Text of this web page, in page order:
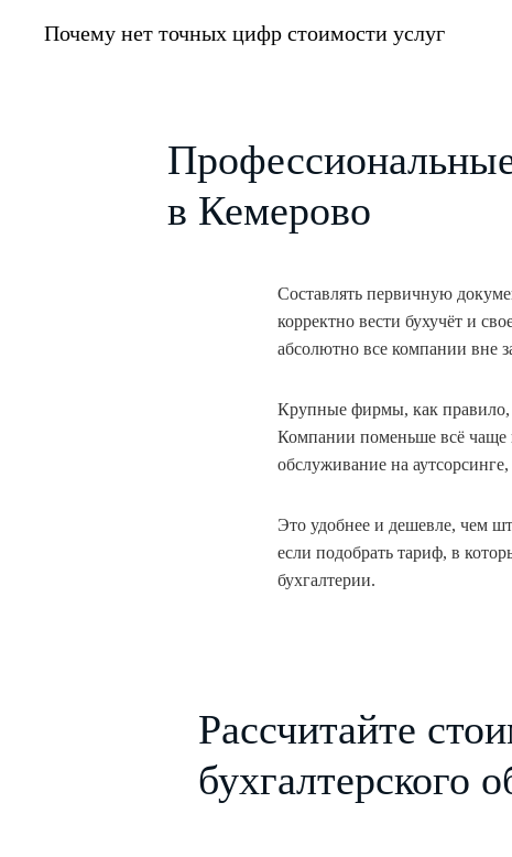
Почему нет точных цифр стоимости услуг
в Кемерово
Составлять первичную
корректно вести бухучёт и
абсолютно все компании вне
Крупные фирмы, как правило,
Компании поменьше всё чаще
обслуживание на
Это удобнее и дешевле, чем
если подобрать тариф, в
бухгалтерии.
Рассчитайте
бухгалтерского